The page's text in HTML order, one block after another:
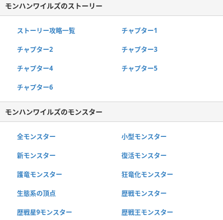
モンハンワイルズのストーリー
ストーリー攻略一覧 チャプター1
チャプター2 チャプター3
チャプター4 チャプター5
チャプター6
モンハンワイルズのモンスター
全モンスター 小型モンスター
新モンスター 復活モンスター
護竜モンスター 狂竜化モンスター
生態系の頂点 歴戦モンスター
歴戦星9モンスター 歴戦王モンスター